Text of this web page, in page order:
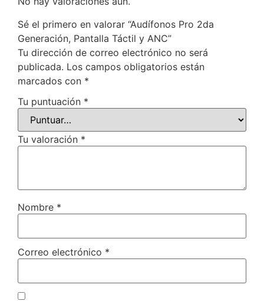
Sé el primero en valorar “Audífonos Pro 2da
Generación, Pantalla Táctil y ANC”
Tu dirección de correo electrónico no será
publicada. Los campos obligatorios están
marcados con *
Tu puntuación *
Tu valoración *
Nombre *
Correo electrónico *